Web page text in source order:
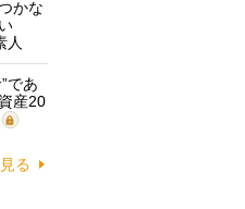
かな
人
であ
産20
る